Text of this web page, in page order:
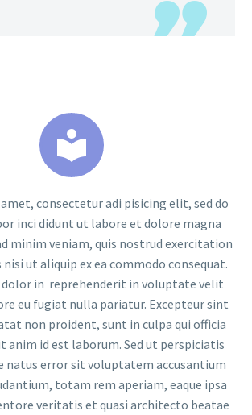


consectetur adi pisicing elit, sed do
inci didunt ut labore et dolore magna
minim veniam, quis nostrud exercitation
ut aliquip ex ea commodo consequat.
dolor in reprehenderit in voluptate velit
eu fugiat nulla pariatur. Excepteur sint
non proident, sunt in culpa qui officia
anim id est laborum. Sed ut perspiciatis
natus error sit voluptatem accusantium
totam rem aperiam, eaque ipsa
veritatis et quasi architecto beatae